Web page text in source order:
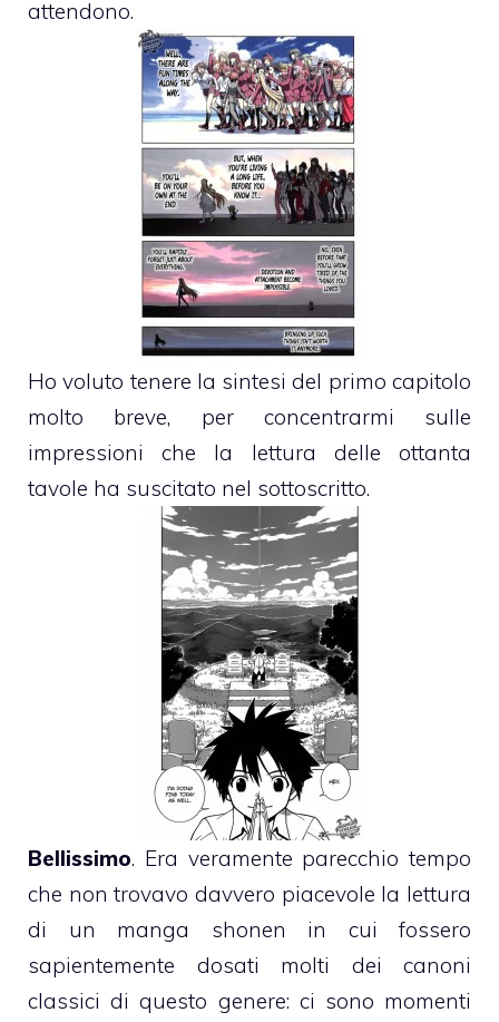
attendono.
Ho voluto tenere la sintesi del primo capitolo
molto breve, per concentrarmi sulle
impressioni che la lettura delle ottanta
tavole ha suscitato nel sottoscritto.
Bellissimo. Era veramente parecchio tempo
che non trovavo davvero piacevole la lettura
di un manga shonen in cui fossero
sapientemente dosati molti dei canoni
classici di questo genere: ci sono momenti